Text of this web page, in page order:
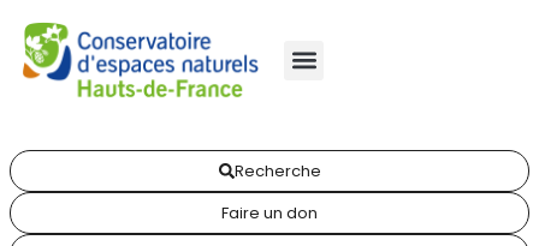
Recherche
Faire un don